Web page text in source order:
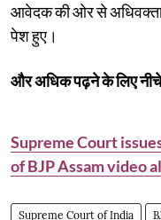
आवेदक की ओर से अधिवक्ता
पेश हुए।
और अधिक पढ़ने के लिए
Supreme Court
of BJP Assam video
Supreme Court of India